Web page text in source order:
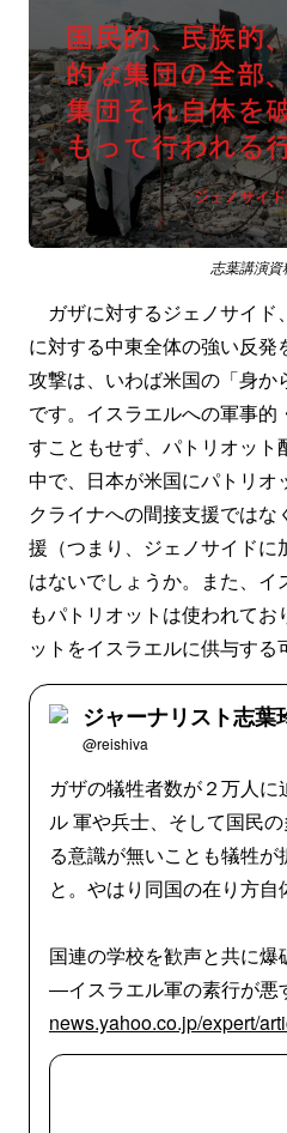
志葉講演資
ガザに対するジェノサイド
に対する中東全体の強い反
攻撃は、いわば米国の「身か
です。イスラエルへの軍事
すこともせず、パトリオット
中で、日本が米国にパトリオ
クライナへの間接支援では
援（つまり、ジェノサイド
はないでしょうか。また、
もパトリオットは使われて
ットをイスラエルに供与する
ジャーナリスト志葉
@reishiva
ガザの犠牲者数が２万人
ル 軍や兵士、そして国民
る意識が無いことも犠牲
と。やはり同国の在り方自
国連の学校を歓声と共に
―イスラエル軍の素行が
news.yahoo.co.jp/expert/